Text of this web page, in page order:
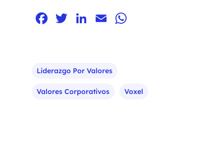
Facebook
Twitter
LinkedIn
Email
Liderazgo Por Valores
Valores Corporativos Voxel